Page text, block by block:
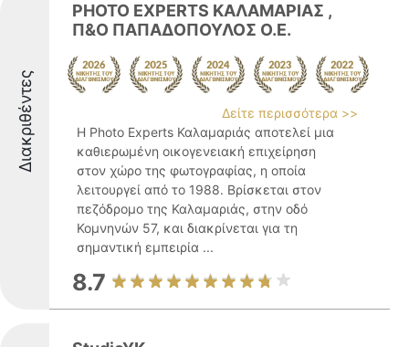
Διακριθέντες
PHOTO EXPERTS ΚΑΛΑΜΑΡΙΑΣ ,
Π&Ο ΠΑΠΑΔΟΠΟΥΛΟΣ Ο.Ε.
Δείτε περισσότερα >>
Η Photo Experts Καλαμαριάς αποτελεί μια
καθιερωμένη οικογενειακή επιχείρηση
στον χώρο της φωτογραφίας, η οποία
λειτουργεί από το 1988. Βρίσκεται στον
πεζόδρομο της Καλαμαριάς, στην οδό
Κομνηνών 57, και διακρίνεται για τη
σημαντική εμπειρία ...
8.7